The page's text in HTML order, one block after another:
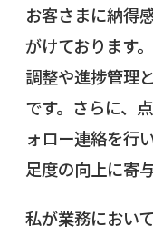
お客さまに納得
がけております
調整や進捗管理
です。さらに、
ォロー連絡を行
足度の向上に寄
私が業務におい